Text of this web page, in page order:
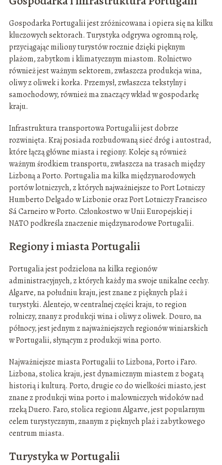
Gospodarka Portugalii jest zróżnicowana i opiera się na kilku
kluczowych sektorach. Turystyka odgrywa ogromną rolę,
przyciągając miliony turystów rocznie dzięki pięknym
plażom, zabytkom i klimatycznym miastom. Rolnictwo
również jest ważnym sektorem, zwłaszcza produkcja wina,
oliwy z oliwek i korka. Przemysł, zwłaszcza tekstylny i
samochodowy, również ma znaczący wkład w gospodarkę
kraju.
Infrastruktura transportowa Portugalii jest dobrze
rozwinięta. Kraj posiada rozbudowaną sieć dróg i autostrad,
które łączą główne miasta i regiony. Koleje są również
ważnym środkiem transportu, zwłaszcza na trasach między
Lizboną a Porto. Portugalia ma kilka międzynarodowych
portów lotniczych, z których najważniejsze to Port Lotniczy
Humberto Delgado w Lizbonie oraz Port Lotniczy Francisco
Sá Carneiro w Porto. Członkostwo w Unii Europejskiej i
NATO podkreśla znaczenie międzynarodowe Portugalii.
Regiony i miasta Portugalii
Portugalia jest podzielona na kilka regionów
administracyjnych, z których każdy ma swoje unikalne cechy.
Algarve, na południu kraju, jest znane z pięknych plaż i
turystyki. Alentejo, w centralnej części kraju, to region
rolniczy, znany z produkcji wina i oliwy z oliwek. Douro, na
północy, jest jednym z najważniejszych regionów winiarskich
w Portugalii, słynącym z produkcji wina porto.
Najważniejsze miasta Portugalii to Lizbona, Porto i Faro.
Lizbona, stolica kraju, jest dynamicznym miastem z bogatą
historią i kulturą. Porto, drugie co do wielkości miasto, jest
znane z produkcji wina porto i malowniczych widoków nad
rzeką Duero. Faro, stolica regionu Algarve, jest popularnym
celem turystycznym, znanym z pięknych plaż i zabytkowego
centrum miasta.
Turystyka w Portugalii